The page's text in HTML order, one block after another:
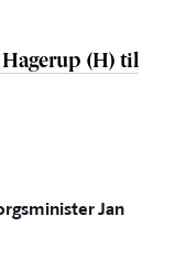
(H) til
Jan